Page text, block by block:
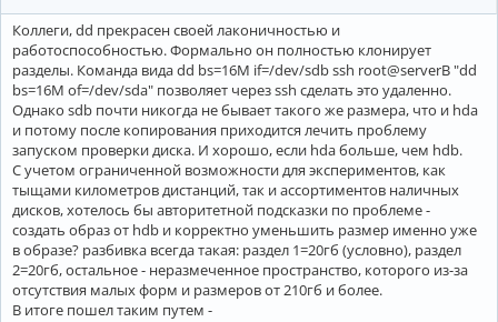
та
ц
и
я
ц
Коллеги, dd прекрасен своей лаконичностью и
работоспособностью. Формально он полностью клонирует
разделы. Команда вида dd bs=16M if=/dev/sdb ssh root@serverB "dd
bs=16M of=/dev/sda" позволяет через ssh сделать это удаленно.
Однако sdb почти никогда не бывает такого же размера, что и hda
и потому после копирования приходится лечить проблему
запуском проверки диска. И хорошо, если hda больше, чем hdb.
С учетом ограниченной возможности для экспериментов, как
тыщами километров дистанций, так и ассортиментов наличных
дисков, хотелось бы авторитетной подсказки по проблеме -
создать образ от hdb и корректно уменьшить размер именно уже
в образе? разбивка всегда такая: раздел 1=20гб (условно), раздел
2=20гб, остальное - неразмеченное пространство, которого из-за
отсутствия малых форм и размеров от 210гб и более.
В итоге пошел таким путем -